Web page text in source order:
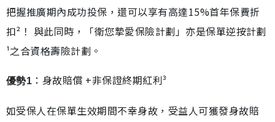
把握推廣期內成功投保，還可以享有高達15%首年保費折
扣²！ 與此同時，「衛您摯愛保險計劃」亦是保單逆按計劃
¹之合資格壽險計劃。
優勢1 ：身故賠償 +非保證終期紅利³
如受保人在保單生效期間不幸身故，受益人可獲發身故賠